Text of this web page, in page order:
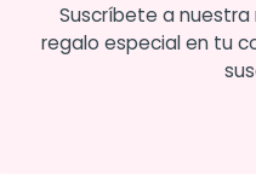
Suscríbete a
regalo especial en tu